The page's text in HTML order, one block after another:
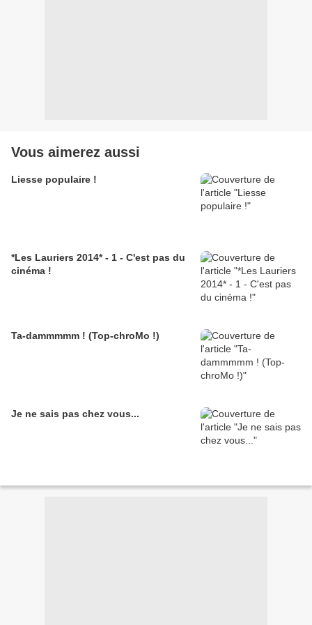
Vous aimerez aussi
Liesse populaire !
*Les Lauriers 2014* - 1 - C'est pas du
cinéma !
Ta-dammmmm ! (Top-chroMo !)
Je ne sais pas chez vous...